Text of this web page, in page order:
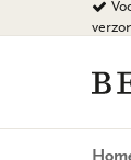
naar
Blitz